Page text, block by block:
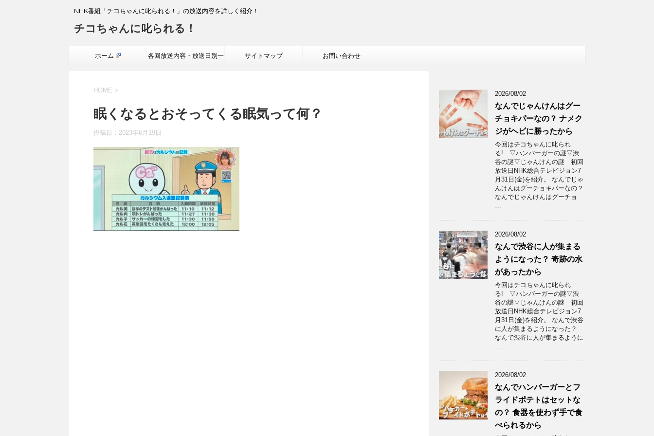
NHK番組「チコちゃんに叱られる！」の放送内容を詳しく紹介！
チコちゃんに叱られる！
ホーム 各回放送内容・放送日別一 サイトマップ お問い合わせ
HOME >
眠くなるとおそってくる眠気って何？
投稿日： 2023年6月19日
2026/08/02
なんでじゃんけんはグー
チョキパーなの？ ナメク
ジがヘビに勝ったから
今回はチコちゃんに叱られ
る! ▽ハンバーガーの謎▽渋
谷の謎▽じゃんけんの謎 初回
放送日NHK総合テレビジョン7
月31日(金)を紹介。 なんでじゃ
んけんはグーチョキパーなの？
なんでじゃんけんはグーチョ
…
2026/08/02
なんで渋谷に人が集まる
ようになった？ 奇跡の水
があったから
今回はチコちゃんに叱られ
る! ▽ハンバーガーの謎▽渋
谷の謎▽じゃんけんの謎 初回
放送日NHK総合テレビジョン7
月31日(金)を紹介。 なんで渋谷
に人が集まるようになった？
なんで渋谷に人が集まるように
…
2026/08/02
なんでハンバーガーとフ
ライドポテトはセットな
の？ 食器を使わず手で食
べられるから